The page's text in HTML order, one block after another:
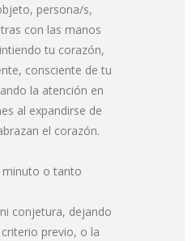
persona/s,
con las manos
tu corazón,
consciente de tu
la atención en
al expandirse de
el corazón.
minuto o tanto
conjetura, dejando
previo, o la